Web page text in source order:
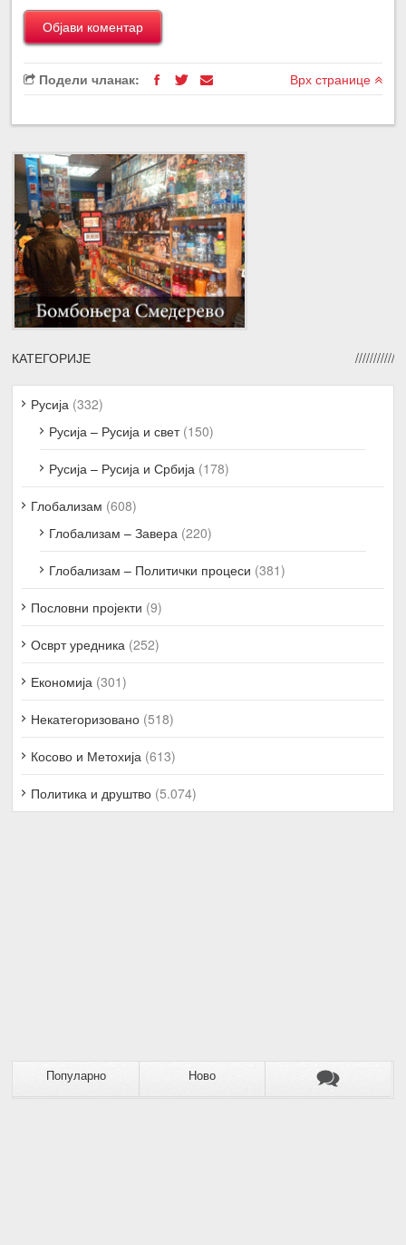
Подели чланак: Врх странице
КАТЕГОРИЈЕ
Русија (332)
Русија – Русија и свет(150)
Русија – Русија и Србија (178)
Глобализам (608)
Глобализам – Завера (220)
Глобализам – Политички процеси (381)
Пословни пројекти (9)
Осврт уредника (252)
Економија (301)
Некатегоризовано (518)
Косово и Метохија (613)
Политика и друштво (5.074)
Популарно Ново